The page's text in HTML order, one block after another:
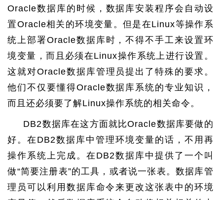
Oracle数据库的时候，数据库安装程序会自动设
置Oracle相关的环境变量。但是在Linux等操作系
统上部署Oracle数据库时，不得不手工来设置环
境变量，而且必须在Linux操作系统上进行设置。
这就对Oracle数据库管理员提出了特殊的要求。
他们不仅要懂得Oracle数据库系统的专业知识，
而且还必须要了解Linux操作系统的相关命令。
DB2数据库在这方面就比Oracle数据库要做的
好。在DB2数据库中管理环境变量的话，不用再
操作系统上完成。在DB2数据库中提供了一个叫
做“简要注册表”的工具，或者说一张表。数据库管
理员可以利用数据库命令来更改这张表中的环境